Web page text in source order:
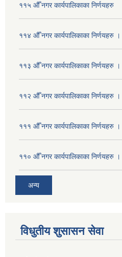
११५ औँ नगर कार्यपालिकाका निर्णयहरु
११४ औँ नगर कार्यपालिकाका निर्णयहरु ।
११३ औँ नगर कार्यपालिकाका निर्णयहरु ।
११२ औँ नगर कार्यपालिकाका निर्णयहरु ।
१११ औँ नगर कार्यपालिकाका निर्णयहरु ।
११० औँ नगर कार्यपालिकाका निर्णयहरु ।
अन्य
विधुतीय शुसासन सेवा